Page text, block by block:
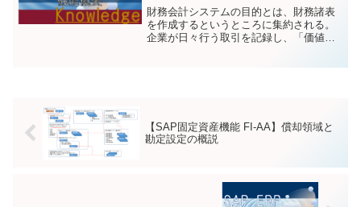
財務会計システムの目的とは、財務諸表
を作成するというところに集約される。
企業が日々行う取引を記録し、「価値の
【SAP固定資産機能 FI-AA】償却領域と
勘定設定の概説